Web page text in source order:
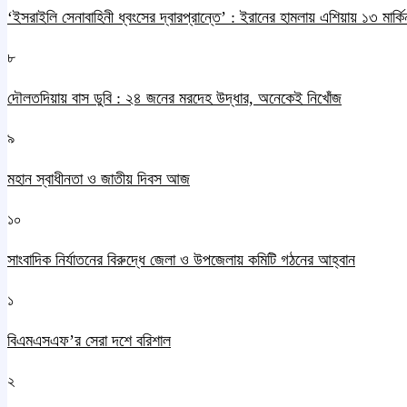
‘ইসরাইলি সেনাবাহিনী ধ্বংসের দ্বারপ্রান্তে’ : ইরানের হামলায় এশিয়ায় ১৩
৮
দৌলতদিয়ায় বাস ডুবি : ২৪ জনের মরদেহ উদ্ধার, অনেকেই নিখোঁজ
৯
মহান স্বাধীনতা ও জাতীয় দিবস আজ
১০
সাংবাদিক নির্যাতনের বিরুদ্ধে জেলা ও উপজেলায় কমিটি গঠনের আহ্বান
১
বিএমএসএফ’র সেরা দশে বরিশাল
২